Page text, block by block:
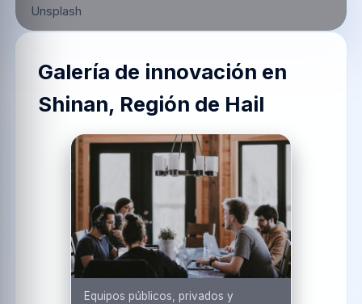
Unsplash
Galería de innovación en
Shinan, Región de Hail
Equipos públicos, privados y